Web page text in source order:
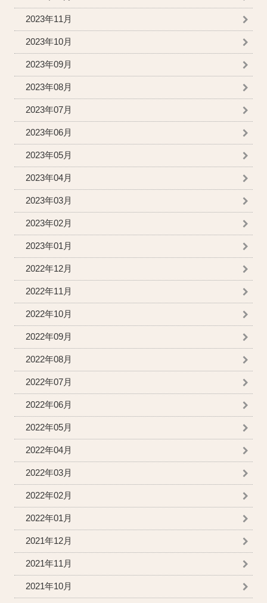
2023年11月
2023年10月
2023年09月
2023年08月
2023年07月
2023年06月
2023年05月
2023年04月
2023年03月
2023年02月
2023年01月
2022年12月
2022年11月
2022年10月
2022年09月
2022年08月
2022年07月
2022年06月
2022年05月
2022年04月
2022年03月
2022年02月
2022年01月
2021年12月
2021年11月
2021年10月